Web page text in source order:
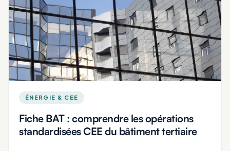
ÉNERGIE & CEE
Fiche BAT : comprendre les opérations
standardisées CEE du bâtiment tertiaire